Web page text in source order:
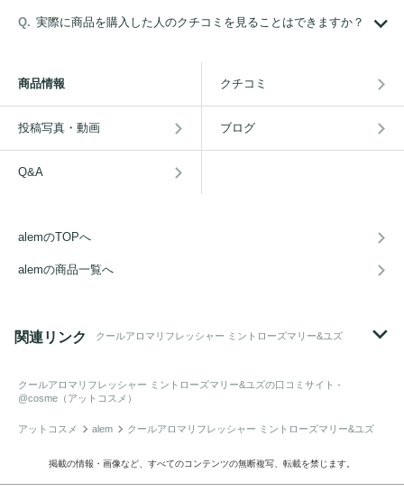
実際に商品を購入した人のクチコミを見ることはできますか？
商品情報 クチコミ
投稿写真・動画 ブログ
Q&A
alemのTOPへ
alemの商品一覧へ
関連リンク クールアロマリフレッシャー ミントローズマリー&ユズ
クールアロマリフレッシャー ミントローズマリー&ユズの口コミサイト -
@cosme（アットコスメ）
アットコスメ alem クールアロマリフレッシャー ミントローズマリー&ユズ
掲載の情報・画像など、すべてのコンテンツの無断複写、転載を禁じます。